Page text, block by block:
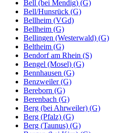
Bell (bei Mendig) (G)
Bell/Hunsrück (G)
Bellheim (VGd)
Bellheim (G)
Bellingen (Westerwald) (G)
Beltheim (G)
Bendorf am Rhein (S)
Bengel (Mosel) (G)
Bennhausen (G)
Benzweiler (G)
Bereborn (G)
Berenbach (G)
Berg (bei Ahrweiler) (G)
Berg (Pfalz) (G)
Berg (Taunus) (G)